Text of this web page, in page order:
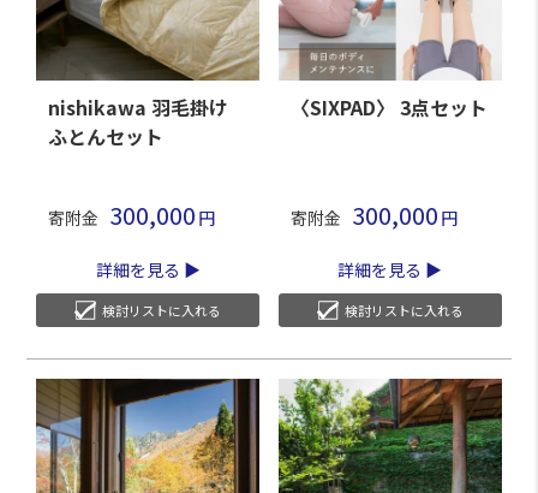
nishikawa 羽毛掛け
ふとんセット
寄附金 300,000
詳細を見る
検討リストに入れる
〈SIXPAD〉 3点セット
寄附金 300,000
詳細を見る
検討リストに入れる